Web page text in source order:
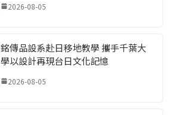
2026-08-05
銘傳品設系赴日移地教學 攜手千葉大
學以設計再現台日文化記憶
2026-08-05